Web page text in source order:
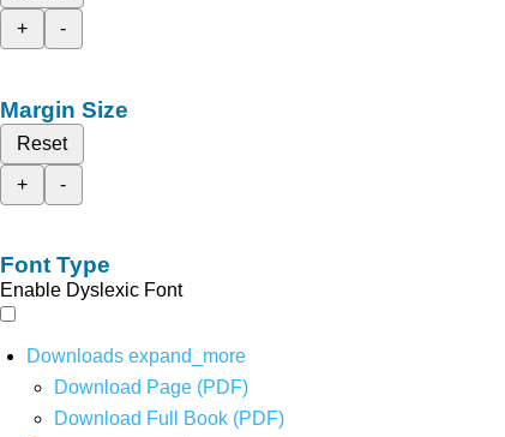
+
-
Margin Size
Reset
+
-
Font Type
Enable Dyslexic Font
Downloads expand_more
Download Page (PDF)
Download Full Book (PDF)